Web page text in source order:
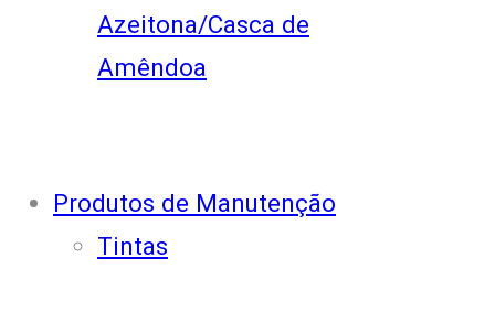
Azeitona/Casca de
Amêndoa
Produtos de Manutenção
Tintas